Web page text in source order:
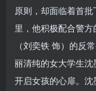
原则，却面临着首
里，他积极配合警
（刘奕铁 饰）的反
丽清纯的女大学生
开启女孩的心扉。